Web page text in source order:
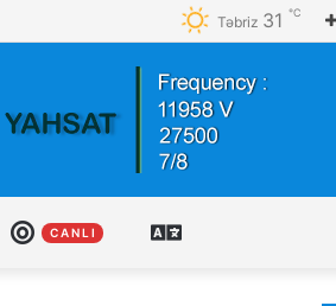
Təbriz 31 ℃
CANLI
C A N L I